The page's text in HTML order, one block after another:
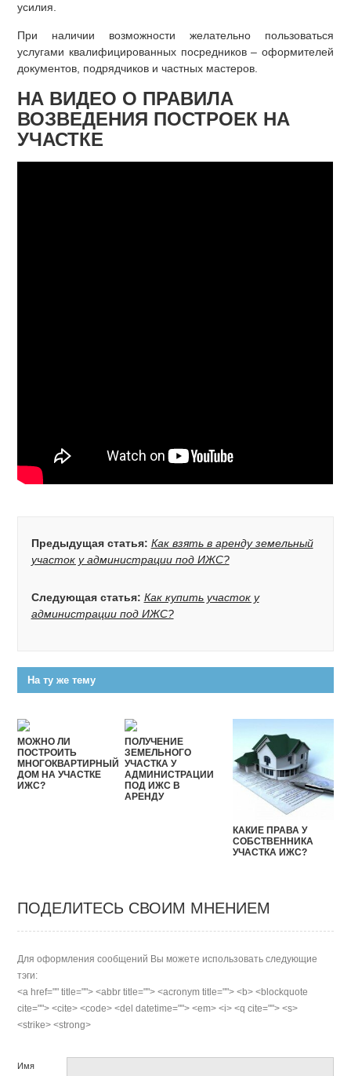
усилия.
При наличии возможности желательно пользоваться
услугами квалифицированных посредников – оформителей
документов, подрядчиков и частных мастеров.
НА ВИДЕО О ПРАВИЛА
ВОЗВЕДЕНИЯ ПОСТРОЕК НА
УЧАСТКЕ
Предыдущая статья: Как взять в аренду земельный
участок у администрации под ИЖС?
Следующая статья: Как купить участок у
администрации под ИЖС?
На ту же тему
МОЖНО ЛИ
ПОСТРОИТЬ
МНОГОКВАРТИРНЫЙ
ДОМ НА УЧАСТКЕ
ИЖС?
ПОЛУЧЕНИЕ
ЗЕМЕЛЬНОГО
УЧАСТКА У
АДМИНИСТРАЦИИ
ПОД ИЖС В
АРЕНДУ
КАКИЕ ПРАВА У
СОБСТВЕННИКА
УЧАСТКА ИЖС?
ПОДЕЛИТЕСЬ СВОИМ МНЕНИЕМ
Для оформления сообщений Вы можете использовать следующие
тэги:
<a href="" title=""> <abbr title=""> <acronym title=""> <b> <blockquote
cite=""> <cite> <code> <del datetime=""> <em> <i> <q cite=""> <s>
<strike> <strong>
Имя